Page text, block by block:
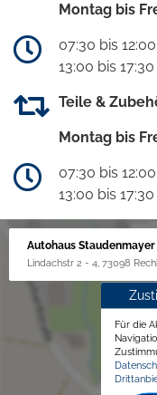
Montag bis
07:30 bis
13:00 bis
Teile &
Montag bis
07:30 bis
13:00 bis
Autohaus Staudenmayer
Lindachstr 2 - 4, 73098
Für die